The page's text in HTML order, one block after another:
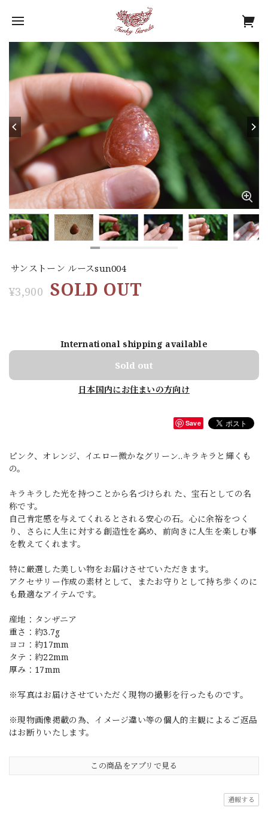
サンストーン ルースsun004
¥3,900 SOLD OUT
International shipping available
Sold out
日本国内にお住まいの方向け
Save
ピンク、オレンジ、イエロー微かなグリーン..キラキラと輝くも
の。
キラキラした光を持つことから名づけられ た、宝石としての名
称です。
自己肯定感を与えてくれるとされる安心の石。心に余裕をつく
り、さらに人生に対する創造性を高め、前向きに人生を楽しむ事
を教えてくれます。
特に厳選した美しい物をお届けさせていただきます。
アクセサリー作成の素材として、またお守りとして持ち歩くのに
も最適なアイテムです。
産地：タンザニア
重さ：約3.7g
ヨコ：約17mm
タテ：約22mm
厚み：17mm
※写真はお届けさせていただく現物の撮影を行ったものです。
※現物画像掲載の為、イメージ違い等の個人的主観によるご返品
はお断りいたします。
この商品をアプリで見る
通報する